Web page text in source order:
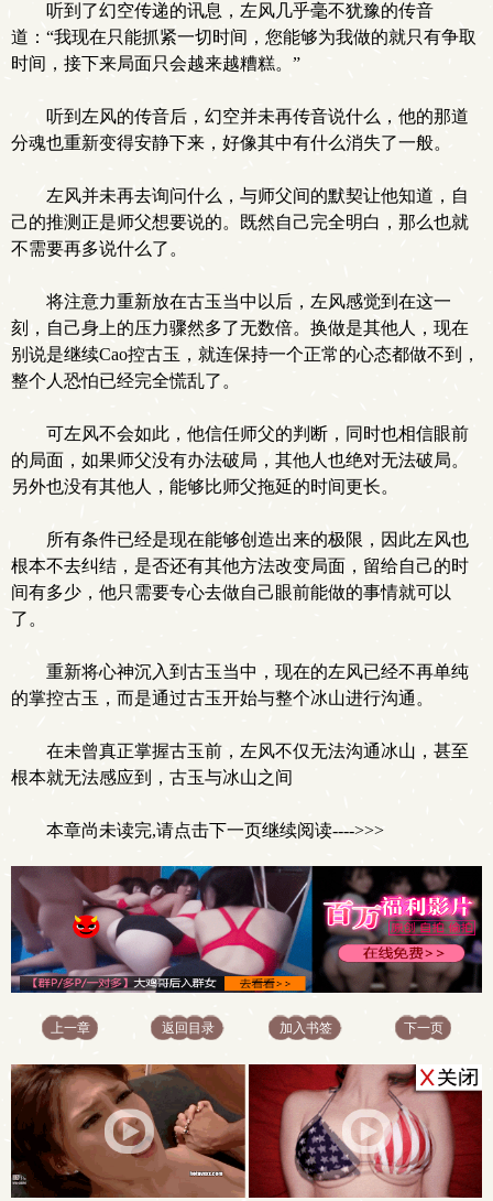
听到了幻空传递的讯息，左风几乎毫不犹豫的传音
道：“我现在只能抓紧一切时间，您能够为我做的就只有争取
时间，接下来局面只会越来越糟糕。”
听到左风的传音后，幻空并未再传音说什么，他的那道
分魂也重新变得安静下来，好像其中有什么消失了一般。
左风并未再去询问什么，与师父间的默契让他知道，自
己的推测正是师父想要说的。既然自己完全明白，那么也就
不需要再多说什么了。
将注意力重新放在古玉当中以后，左风感觉到在这一
刻，自己身上的压力骤然多了无数倍。换做是其他人，现在
别说是继续Cao控古玉，就连保持一个正常的心态都做不到，
整个人恐怕已经完全慌乱了。
可左风不会如此，他信任师父的判断，同时也相信眼前
的局面，如果师父没有办法破局，其他人也绝对无法破局。
另外也没有其他人，能够比师父拖延的时间更长。
所有条件已经是现在能够创造出来的极限，因此左风也
根本不去纠结，是否还有其他方法改变局面，留给自己的时
间有多少，他只需要专心去做自己眼前能做的事情就可以
了。
重新将心神沉入到古玉当中，现在的左风已经不再单纯
的掌控古玉，而是通过古玉开始与整个冰山进行沟通。
在未曾真正掌握古玉前，左风不仅无法沟通冰山，甚至
根本就无法感应到，古玉与冰山之间
本章尚未读完,请点击下一页继续阅读---->>>
上一章 返回目录 加入书签 下一页